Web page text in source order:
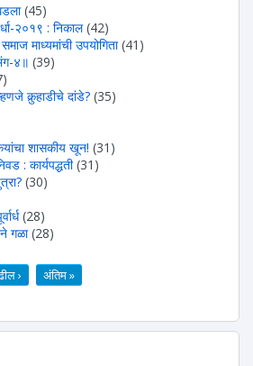
(45)
२०१९ : निकाल (42)
माध्यमांची उपयोगिता (41)
४॥ (39)
कुर्‍हाडीचे दांडे? (35)
शासकीय खून! (31)
: कार्यपद्धती (31)
(30)
(28)
गळा (28)
› अंतिम »